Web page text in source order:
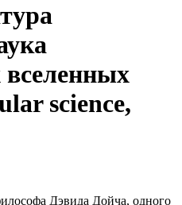
science,
Дэвида Дойча, одного